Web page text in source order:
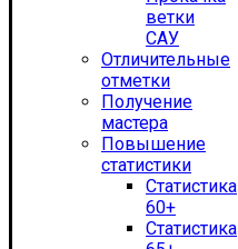
ветки
САУ
Отличительные
отметки
Получение
мастера
Повышение
статистики
Статистика
60+
Статистика